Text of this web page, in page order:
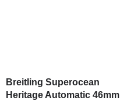
Breitling Superocean
Heritage Automatic 46mm